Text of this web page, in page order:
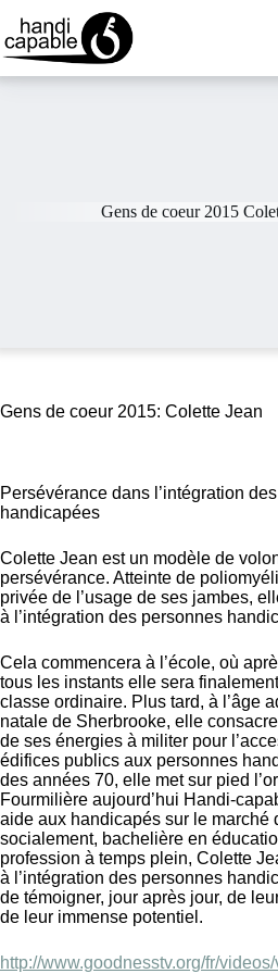
Gens de coeur 2015
Gens de coeur 2015: Colette Jean
Persévérance dans l’intégration
handicapées
Colette Jean est un modèle de
persévérance. Atteinte de
privée de l’usage de ses jambes,
à l’intégration des personnes
Cela commencera à l’école, où
tous les instants elle sera
classe ordinaire. Plus tard, à l’âge
natale de Sherbrooke, elle
de ses énergies à militer pour
édifices publics aux personnes
des années 70, elle met sur pied
Fourmilière aujourd’hui Handi-
aide aux handicapés sur le marché
socialement, bachelière en
profession à temps plein, Colette
à l’intégration des personnes
de témoigner, jour après jour, de
de leur immense potentiel.
http://www.goodnesstv.org/fr/